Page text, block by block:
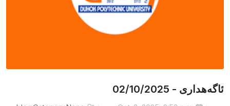
ئاگەهداری - 02/10/2025